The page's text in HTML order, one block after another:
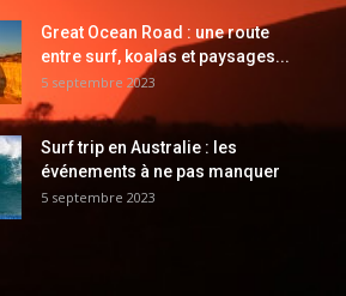
Great Ocean Road : une route
entre surf, koalas et paysages...
5 septembre 2023
Surf trip en Australie : les
événements à ne pas manquer
5 septembre 2023